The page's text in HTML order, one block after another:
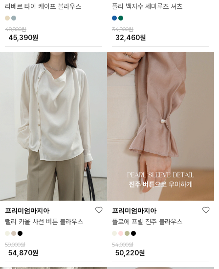
리베르 타이 케이프 블라우스
48,800원
45,390원
플리 백자수 세미루즈 셔츠
34,900원
32,460원
프리미엄마지아
랠리 카울 사선 버튼 블라우스
59,000원
54,870원
프리미엄마지아
플로에 프릴 진주 블라우스
54,000원
50,220원